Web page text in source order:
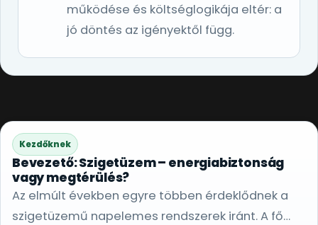
működése és költséglogikája eltér: a
jó döntés az igényektől függ.
Kezdőknek
Bevezető: Szigetüzem – energiabiztonság
vagy megtérülés?
Az elmúlt években egyre többen érdeklődnek a
szigetüzemű napelemes rendszerek iránt. A fő